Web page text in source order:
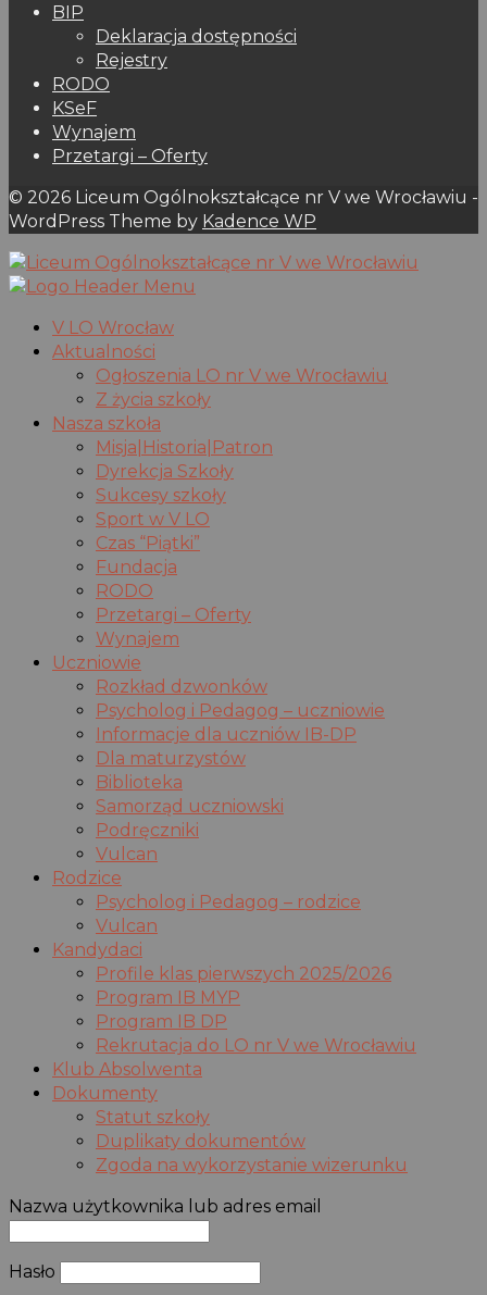
BIP
Deklaracja dostępności
Rejestry
RODO
KSeF
Wynajem
Przetargi – Oferty
© 2026 Liceum Ogólnokształcące nr V we Wrocławiu -
WordPress Theme by Kadence WP
V LO Wrocław
Aktualności
Ogłoszenia LO nr V we Wrocławiu
Z życia szkoły
Nasza szkoła
Misja|Historia|Patron
Dyrekcja Szkoły
Sukcesy szkoły
Sport w V LO
Czas “Piątki”
Fundacja
RODO
Przetargi – Oferty
Wynajem
Uczniowie
Rozkład dzwonków
Psycholog i Pedagog – uczniowie
Informacje dla uczniów IB-DP
Dla maturzystów
Biblioteka
Samorząd uczniowski
Podręczniki
Vulcan
Rodzice
Psycholog i Pedagog – rodzice
Vulcan
Kandydaci
Profile klas pierwszych 2025/2026
Program IB MYP
Program IB DP
Rekrutacja do LO nr V we Wrocławiu
Klub Absolwenta
Dokumenty
Statut szkoły
Duplikaty dokumentów
Zgoda na wykorzystanie wizerunku
Nazwa użytkownika lub adres email
Hasło